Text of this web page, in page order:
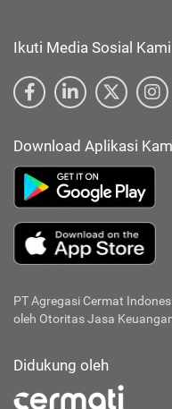
Ikuti Media Sosial Kami
Download Aplikasi
PT Agregasi Cermat
oleh Otoritas Jasa
Didukung oleh